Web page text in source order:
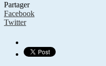
Partager
Facebook
Twitter